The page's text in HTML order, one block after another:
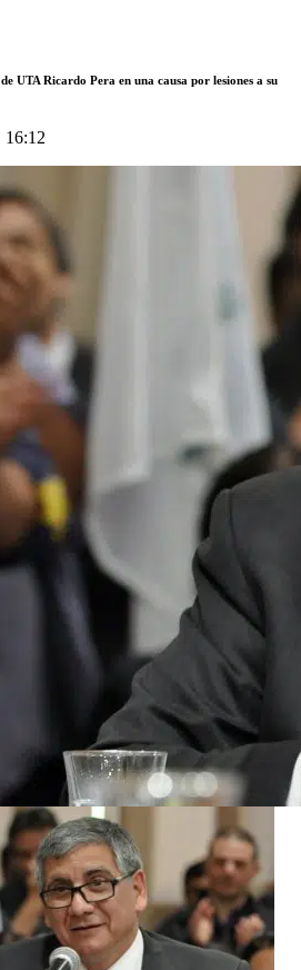
UTA Ricardo Pera en una causa por lesiones a su
16:12